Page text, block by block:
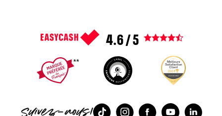
4.6 / 5 1 2 3 4 5
Voir tous les avis
TikTokInstagramFacebookYoutube